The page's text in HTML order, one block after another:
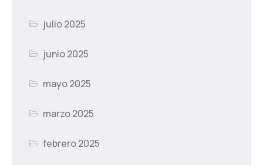
julio 2025
junio 2025
mayo 2025
marzo 2025
febrero 2025